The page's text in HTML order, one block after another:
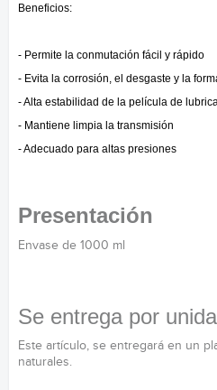
Beneficios:
- Permite la conmutación fácil y rápido
- Evita la corrosión, el desgaste y la
- Alta estabilidad de la película de
- Mantiene limpia la transmisión
- Adecuado para altas presiones
Presentación
Envase de 1000 ml
Se entrega por
Este artículo, se entregará en un
naturales.